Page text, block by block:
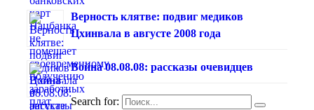
Верность клятве: подвиг медиков
Цхинвала в августе 2008 года
Война 08.08.08: рассказы очевидцев
Search for: